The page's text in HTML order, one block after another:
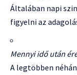
Általában napi
figyelni az
Mennyi idő után
A legtöbben